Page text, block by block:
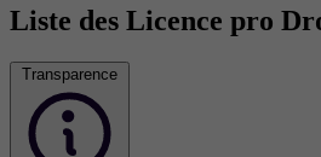
Liste des Licence pro
Transparence